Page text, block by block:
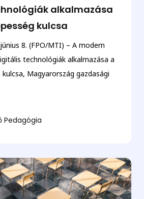
alkalmazása
kulcsa
8. (FPO/MTI) – A modern
technológiák alkalmazása a
Magyarország gazdasági
Pedagógia